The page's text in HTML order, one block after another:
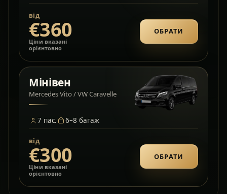
від
€360
Ціни вказані
орієнтовно
ОБРАТИ
Мінівен
Mercedes Vito / VW Caravelle
7 пас. 6–8 багаж
від
€300
Ціни вказані
орієнтовно
ОБРАТИ